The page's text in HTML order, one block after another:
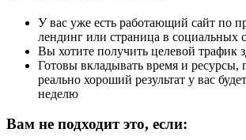
У вас уже есть работающий сайт по
лендинг или страница в социальных
Вы хотите получить целевой трафик
Готовы вкладывать время и ресурсы,
реально хороший результат у вас
неделю
Вам не подходит это, если: